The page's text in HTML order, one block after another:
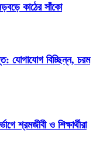
কাঠের সাঁকো
যোগাযোগ বিচ্ছিন্ন, চরম
শ্রমজীবী ও শিক্ষার্থীরা